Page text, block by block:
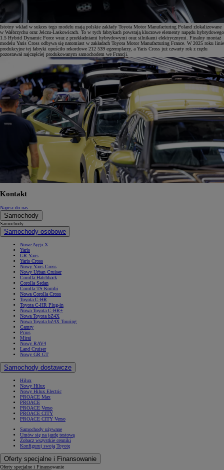
Istotny wkład w sukces tego modelu mają polskie zakłady Toyota Motor Manufacturing Poland zlokalizowane
w Wałbrzychu oraz Jelczu-Laskowicach. To w tych fabrykach powstają kluczowe elementy napędu hybrydowego
1.5 Hybrid Dynamic Force wraz z przekładniami hybrydowymi oraz silnikami elektrycznymi. Finalny montaż
modelu Yaris Cross odbywa się natomiast w zakładach Toyota Motor Manufacturing France. W 2025 roku linie
produkcyjne tej fabryki opuściło rekordowe 212 539 egzemplarzy, a Yaris Cross już czwarty rok z rzędu
pozostawał najczęściej produkowanym samochodem we Francji.
Kontakt
Napisz do nas
Samochody
Samochody
Samochody osobowe
Nowe Aygo X
Yaris
GR Yaris
Yaris Cross
Nowy Yaris Cross
Nowy Urban Cruiser
Corolla Hatchback
Corolla Sedan
Corolla TS Kombi
Nowa Corolla Cross
Toyota C-HR
Toyota C-HR Plug-in
Nowa Toyota C-HR+
Nowa Toyota bZ4X
Nowa Toyota bZ4X Touring
Camry
Prius
Mirai
Nowy RAV4
Land Cruiser
Nowy GR GT
Samochody dostawcze
Hilux
Nowy Hilux
Nowy Hilux Electric
PROACE Max
PROACE
PROACE Verso
PROACE CITY
PROACE CITY Verso
Samochody używane
Umów się na jazdę testową
Zobacz wszystkie cenniki
Konfiguruj swoją Toyotę
Oferty specjalne i Finansowanie
Oferty specjalne i Finansowanie